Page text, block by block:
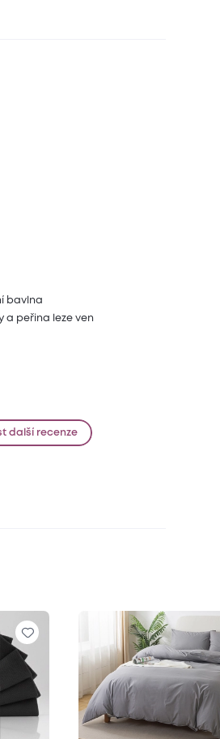
bavlna
a peřina leze ven
další recenze